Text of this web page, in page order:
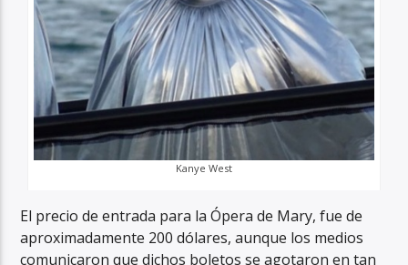
Kanye West
El precio de entrada para la Ópera de Mary, fue de
aproximadamente 200 dólares, aunque los medios
comunicaron que dichos boletos se agotaron en tan